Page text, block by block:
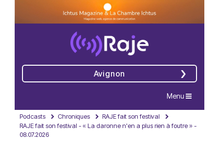
Avignon
Navigation
Menu
Podcasts Chroniques
RAJE fait son festival
RAJE fait son festival - « La daronne n'en a plus rien à foutre » -
08.07.2026